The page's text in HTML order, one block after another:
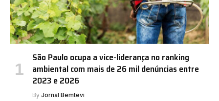
São Paulo ocupa a vice-liderança no ranking
ambiental com mais de 26 mil denúncias entre
2023 e 2026
By Jornal Bemtevi